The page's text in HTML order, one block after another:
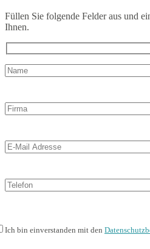
Füllen Sie folgende Felder aus und
Ihnen.
Ich bin einverstanden mit den